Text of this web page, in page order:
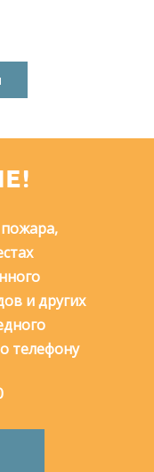
и других
телефону